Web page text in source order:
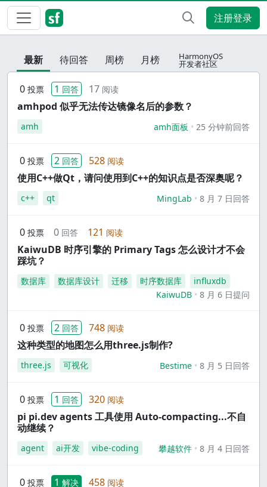
注册登录
最新 待回答 周榜 月榜 HarmonyOS
开发者社区
0 投票 1 回答 17 阅读
amhpod 似乎无法传达镜像名后的参数？
amh amh面板 25 分钟前回答
0 投票 2 回答 528 阅读
使用C++做Qt，请问使用到C++的知识点是否深奥呢？
c++ qt MingLab 8 月 7 日回答
0 投票 0 回答 121 阅读
KaiwuDB 时序引擎的 Primary Tags 怎么设计才不会
踩坑？
数据库 数据库设计 迁移 时序数据库
influxdb
KaiwuDB
8 月 6 日提问
0 投票 2 回答 748 阅读
这种类型的地图怎么用three.js制作?
three.js 可视化 Bestime 8 月 5 日回答
0 投票 1 回答 320 阅读
pi pi.dev agents 工具使用 Auto-compacting...不自
动继续？
agent ai开发 vibe-coding 攀越软件 8 月 4 日回答
0 投票 1 解决 458 阅读